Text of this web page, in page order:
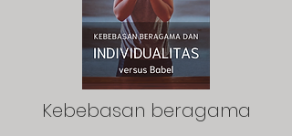
Kebebasan beragama